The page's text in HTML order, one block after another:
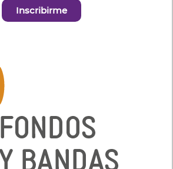
Inscribirme